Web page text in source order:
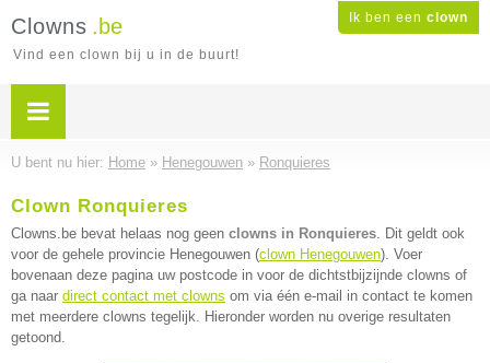
Ik ben een clown
Clowns .be
Vind een clown bij u in de buurt!
U bent nu hier: Home » Henegouwen » Ronquieres
Clown Ronquieres
Clowns.be bevat helaas nog geen clowns in Ronquieres. Dit geldt ook
voor de gehele provincie Henegouwen (clown Henegouwen). Voer
bovenaan deze pagina uw postcode in voor de dichtstbijzijnde clowns of
ga naar direct contact met clowns om via één e-mail in contact te komen
met meerdere clowns tegelijk. Hieronder worden nu overige resultaten
getoond.